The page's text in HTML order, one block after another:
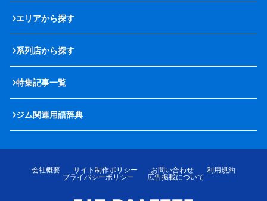
エリアから探す
系列店から探す
特集記事一覧
ジム関連用語辞典
会社概要 サイト制作ポリシー お問い合わせ
利用規約
プライバシーポリシー
広告掲載について